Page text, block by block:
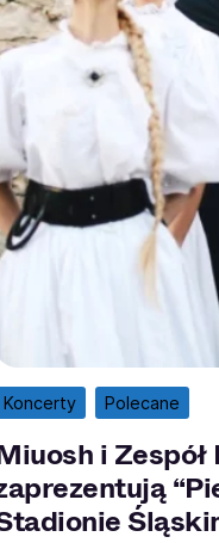
Koncerty Polecane
i